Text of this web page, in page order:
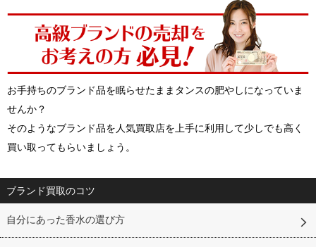
お手持ちのブランド品を眠らせたままタンスの肥やしになっていま
せんか？
そのようなブランド品を人気買取店を上手に利用して少しでも高く
買い取ってもらいましょう。
ブランド買取のコツ
自分にあった香水の選び方